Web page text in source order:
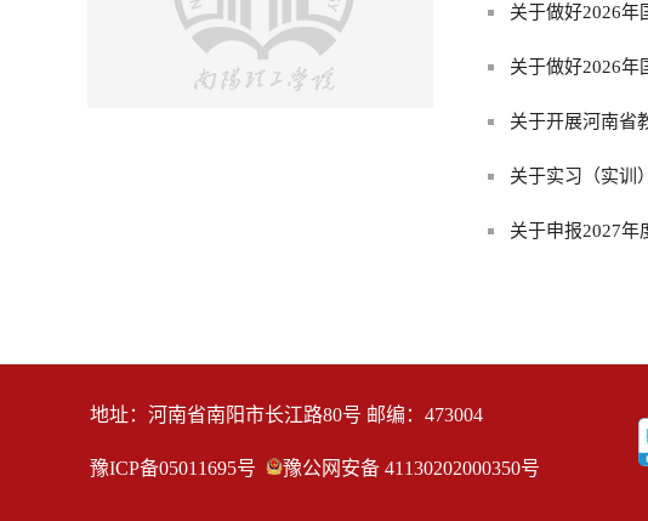
关于做好2026年
关于做好2026年
关于开展河南省
关于实习（实训
关于申报2027年
地址：河南省南阳市长江路80号 邮编：473004
豫ICP备05011695号 豫公网安备 41130202000350号